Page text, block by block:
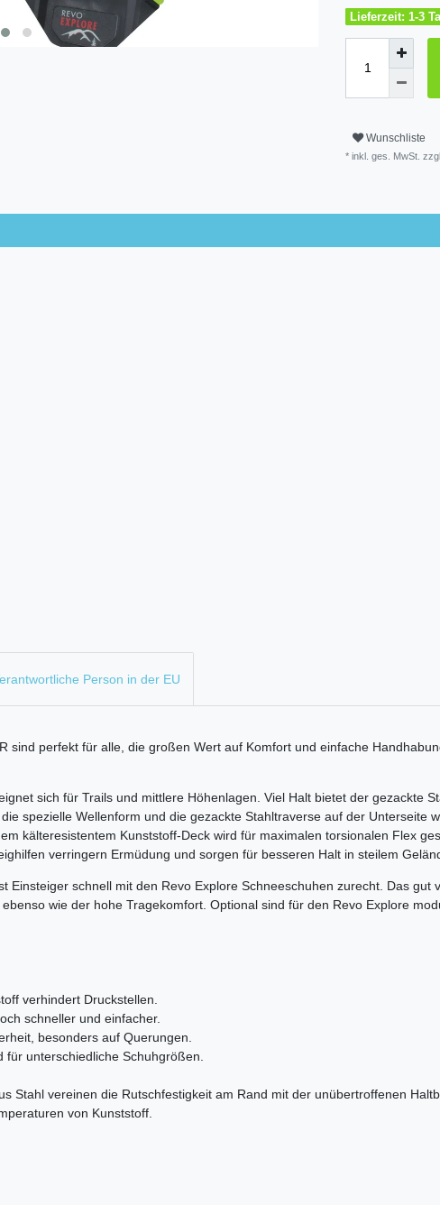
Lieferzeit: 1-3
Wunschliste
* inkl. ges. MwSt. zzgl.
Person in der EU
sind perfekt für alle, die großen Wert auf Komfort und einfache
sich für Trails und mittlere Höhenlagen. Viel Halt bietet der gezackte
spezielle Wellenform und die gezackte Stahltraverse auf der Unterseite
kälteresistentem Kunststoff-Deck wird für maximalen torsionalen Flex
verringern Ermüdung und sorgen für besseren Halt in steilem
Einsteiger schnell mit den Revo Explore Schneeschuhen zurecht. Das gut
wie der hohe Tragekomfort. Optional sind für den Revo Explore
verhindert Druckstellen.
schneller und einfacher.
besonders auf Querungen.
für unterschiedliche Schuhgrößen.
Stahl vereinen die Rutschfestigkeit am Rand mit der unübertroffenen
von Kunststoff.